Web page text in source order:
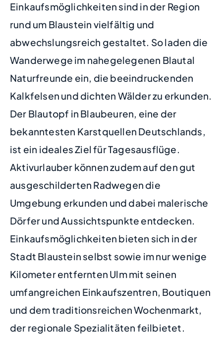
Einkaufsmöglichkeiten sind in der Region
rund um Blaustein vielfältig und
abwechslungsreich gestaltet. So laden die
Wanderwege im nahegelegenen Blautal
Naturfreunde ein, die beeindruckenden
Kalkfelsen und dichten Wälder zu erkunden.
Der Blautopf in Blaubeuren, eine der
bekanntesten Karstquellen Deutschlands,
ist ein ideales Ziel für Tagesausflüge.
Aktivurlauber können zudem auf den gut
ausgeschilderten Radwegen die
Umgebung erkunden und dabei malerische
Dörfer und Aussichtspunkte entdecken.
Einkaufsmöglichkeiten bieten sich in der
Stadt Blaustein selbst sowie im nur wenige
Kilometer entfernten Ulm mit seinen
umfangreichen Einkaufszentren, Boutiquen
und dem traditionsreichen Wochenmarkt,
der regionale Spezialitäten feilbietet.